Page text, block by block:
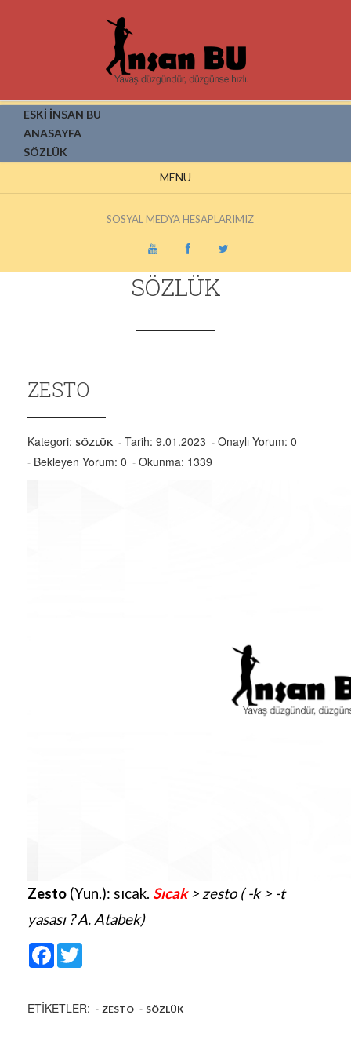
ESKİ İNSAN BU
ANASAYFA
SÖZLÜK
MENU
SOSYAL MEDYA HESAPLARIMIZ
SÖZLÜK
ZESTO
Kategori: SÖZLÜK Tarih: 9.01.2023
Onaylı Yorum: 0
Bekleyen Yorum: 0
Okunma: 1339
Zesto (Yun.): sıcak. Sıcak> zesto ( -k > -t
yasası ? A. Atabek)
Facebook
ETİKETLER: ZESTO SÖZLÜK